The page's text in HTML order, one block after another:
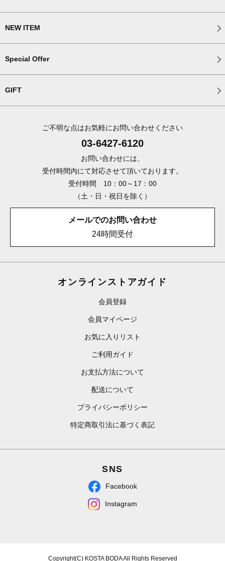
NEW ITEM
Special Offer
GIFT
ご不明な点はお気軽にお問い合わせください
03-6427-6120
お問い合わせには、
受付時間内にて対応させて頂いております。
受付時間 10：00～17：00
（土・日・祝日を除く）
メールでのお問い合わせ
24時間受付
オンラインストアガイド
会員登録
会員マイページ
お気に入りリスト
ご利用ガイド
お支払方法について
配送について
プライバシーポリシー
特定商取引法に基づく表記
SNS
Facebook
Instagram
Copyright(C) KOSTA BODA All Rights Reserved